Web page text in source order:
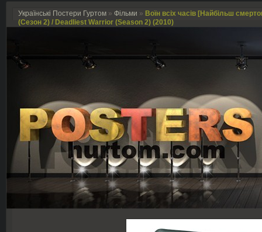
Українські Постери Гуртом » Фільми » Воїн всіх часів [Найбільш
(Сезон 2) / Deadliest Warrior (Season 2) (2010)